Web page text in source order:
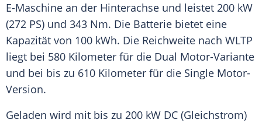
E-Maschine an der Hinterachse und leistet 200 kW
(272 PS) und 343 Nm. Die Batterie bietet eine
Kapazität von 100 kWh. Die Reichweite nach WLTP
liegt bei 580 Kilometer für die Dual Motor-Variante
und bei bis zu 610 Kilometer für die Single Motor-
Version.
Geladen wird mit bis zu 200 kW DC (Gleichstrom)